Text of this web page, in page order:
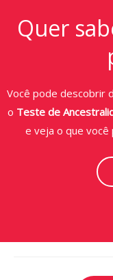
Quer
Você pode descobrir
o Teste de
e veja o que você